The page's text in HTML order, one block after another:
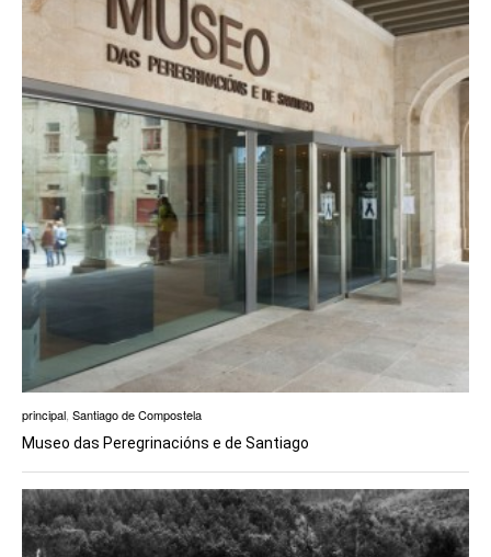
principal, Santiago de Compostela
Museo das Peregrinacións e de Santiago